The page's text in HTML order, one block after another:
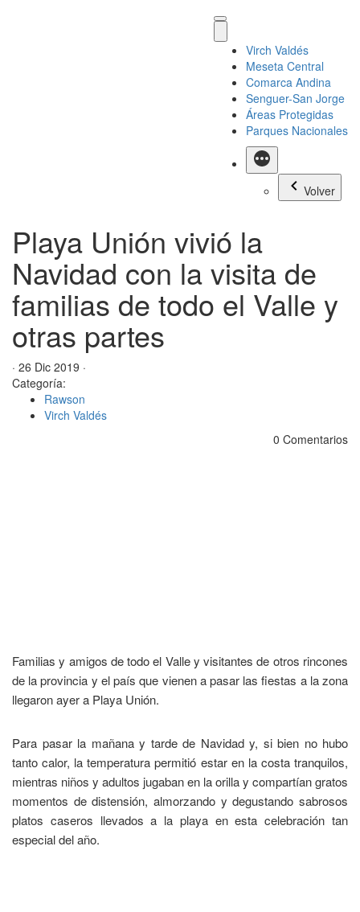
Virch Valdés
Meseta Central
Comarca Andina
Senguer-San Jorge
Áreas Protegidas
Parques Nacionales
Más
Volver
Playa Unión vivió la
Navidad con la visita de
familias de todo el Valle y
otras partes
· 26 Dic 2019 ·
Categoría:
Rawson
Virch Valdés
0 Comentarios
Familias y amigos de todo el Valle y visitantes de otros rincones
de la provincia y el país que vienen a pasar las fiestas a la zona
llegaron ayer a Playa Unión.
Para pasar la mañana y tarde de Navidad y, si bien no hubo
tanto calor, la temperatura permitió estar en la costa tranquilos,
mientras niños y adultos jugaban en la orilla y compartían gratos
momentos de distensión, almorzando y degustando sabrosos
platos caseros llevados a la playa en esta celebración tan
especial del año.